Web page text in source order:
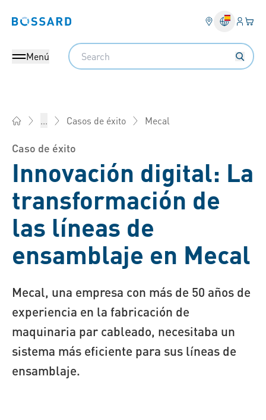
Bossard homepage
Menú
Search
... Casos de éxito Mecal
Caso de éxito
Innovación digital: La
transformación de
las líneas de
ensamblaje en Mecal
Mecal, una empresa con más de 50 años de
experiencia en la fabricación de
maquinaria par cableado, necesitaba un
sistema más eficiente para sus líneas de
ensamblaje.